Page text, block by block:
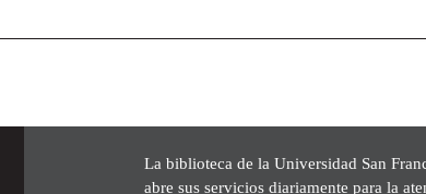
La biblioteca de la Universidad San
abre sus servicios diariamente para la